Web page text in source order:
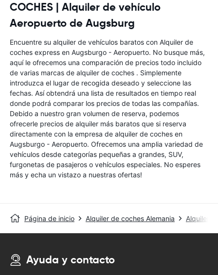
COCHES | Alquiler de vehículo
Aeropuerto de Augsburg
Encuentre su alquiler de vehículos baratos con Alquiler de
coches express en Augsburgo - Aeropuerto. No busque más,
aquí le ofrecemos una comparación de precios todo incluido
de varias marcas de alquiler de coches . Simplemente
introduzca el lugar de recogida deseado y seleccione las
fechas. Así obtendrá una lista de resultados en tiempo real
donde podrá comparar los precios de todas las compañías.
Debido a nuestro gran volumen de reserva, podemos
ofrecerle precios de alquiler más baratos que si reserva
directamente con la empresa de alquiler de coches en
Augsburgo - Aeropuerto. Ofrecemos una amplia variedad de
vehículos desde categorías pequeñas a grandes, SUV,
furgonetas de pasajeros o vehículos especiales. No esperes
más y echa un vistazo a nuestras ofertas!
Página de inicio Alquiler de coches Alemania Alquiler
Ayuda y contacto